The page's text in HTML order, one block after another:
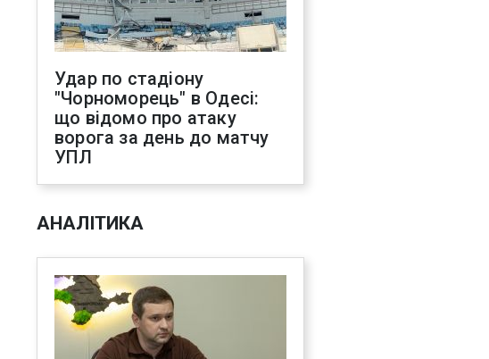
Удар по стадіону
"Чорноморець" в Одесі:
що відомо про атаку
ворога за день до матчу
УПЛ
АНАЛІТИКА